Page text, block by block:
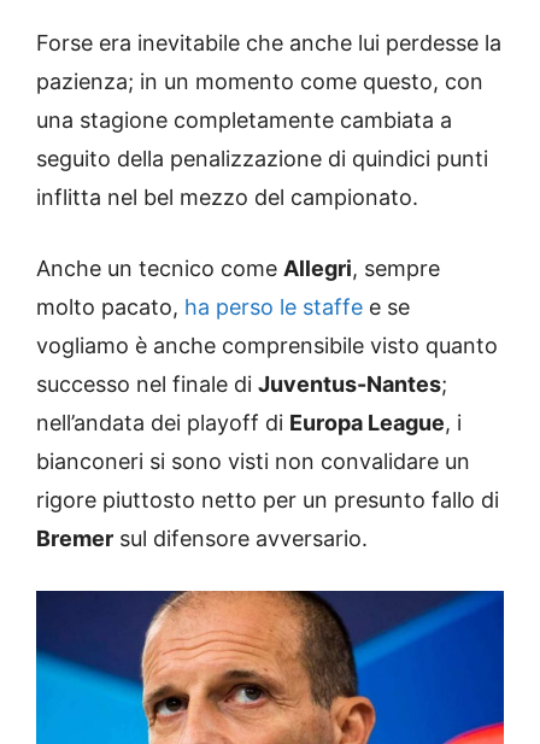
Forse era inevitabile che anche lui perdesse la
pazienza; in un momento come questo, con
una stagione completamente cambiata a
seguito della penalizzazione di quindici punti
inflitta nel bel mezzo del campionato.
Anche un tecnico come Allegri, sempre
molto pacato, ha perso le staffe e se
vogliamo è anche comprensibile visto quanto
successo nel finale di Juventus-Nantes;
nell’andata dei playoff di Europa League, i
bianconeri si sono visti non convalidare un
rigore piuttosto netto per un presunto fallo di
Bremer sul difensore avversario.